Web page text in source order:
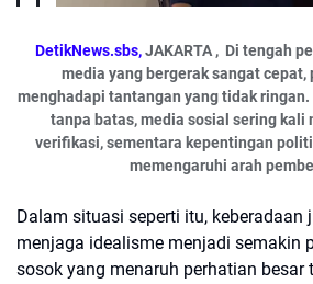
DetikNews.sbs,JAKARTA , Di tengah
media yang bergerak sangat cepat,
menghadapi tantangan yang tidak
tanpa batas, media sosial sering kali
verifikasi, sementara kepentingan
memengaruhi arah
Dalam situasi seperti itu, keberadaan
menjaga idealisme menjadi semakin
sosok yang menaruh perhatian besar